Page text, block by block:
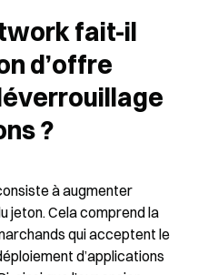
fait-il
d’offre
?
à augmenter
jeton. Cela comprend la
qui acceptent le
d’applications